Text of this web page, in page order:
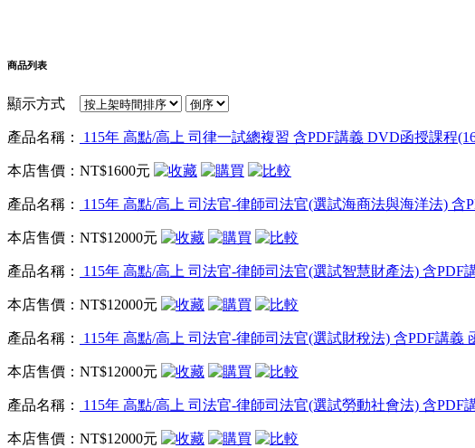
商品列表
顯示方式
產品名稱： 115年 高點/高上 司律一試總複習 含PDF講義 DVD函授課程
本店售價： NT$1600元
產品名稱： 115年 高點/高上 司法官-律師司法官(選試海商法與海洋法) 含
本店售價： NT$12000元
產品名稱： 115年 高點/高上 司法官-律師司法官(選試智慧財產法) 含PDF
本店售價： NT$12000元
產品名稱： 115年 高點/高上 司法官-律師司法官(選試財稅法) 含PDF講義
本店售價： NT$12000元
產品名稱： 115年 高點/高上 司法官-律師司法官(選試勞動社會法) 含PDF
本店售價： NT$12000元